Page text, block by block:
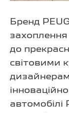
Бренд
до
світовими
автомобілі